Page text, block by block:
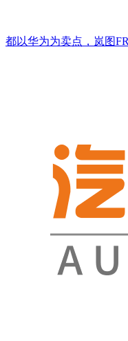
都以华为为卖点，岚图